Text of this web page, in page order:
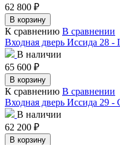
62 800 ₽
В корзину
К сравнению В сравнении
Входная дверь Иссида 28 -
В наличии
65 600 ₽
В корзину
К сравнению В сравнении
Входная дверь Иссида 29 -
В наличии
62 200 ₽
В корзину